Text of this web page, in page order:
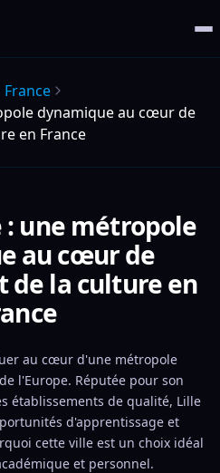
France
dynamique au cœur de
en France
une métropole
au cœur de
de la culture en
au cœur d'une métropole
l'Europe. Réputée pour son
établissements de qualité, Lille
d'apprentissage et
cette ville est un choix idéal
et personnel.